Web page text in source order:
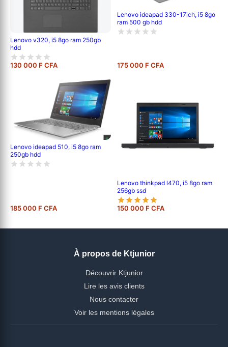
Lenovo v320, i5 8go ram 250gb
hdd
130 000 F CFA
Lenovo ideapad 330-17ich, i5 8go
ram 500 gb hdd
175 000 F CFA
Lenovo ideapad 510, i5 8go ram
250gb hdd
185 000 F CFA
Lenovo thinkpad l470, i5 8go ram
256gb ssd
150 000 F CFA
À propos de Ktjunior
Découvrir Ktjunior
Lire les avis clients
Nous contacter
Voir les mentions légales